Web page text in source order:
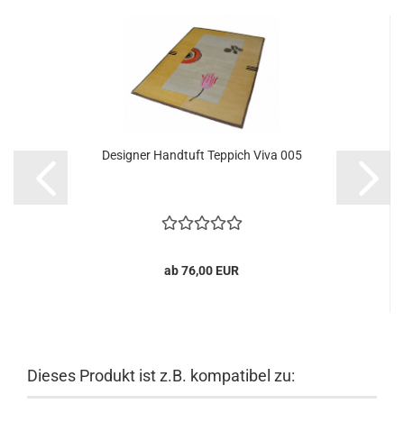
Designer Handtuft Teppich Viva 005
ab 76,00 EUR
Dieses Produkt ist z.B. kompatibel zu: